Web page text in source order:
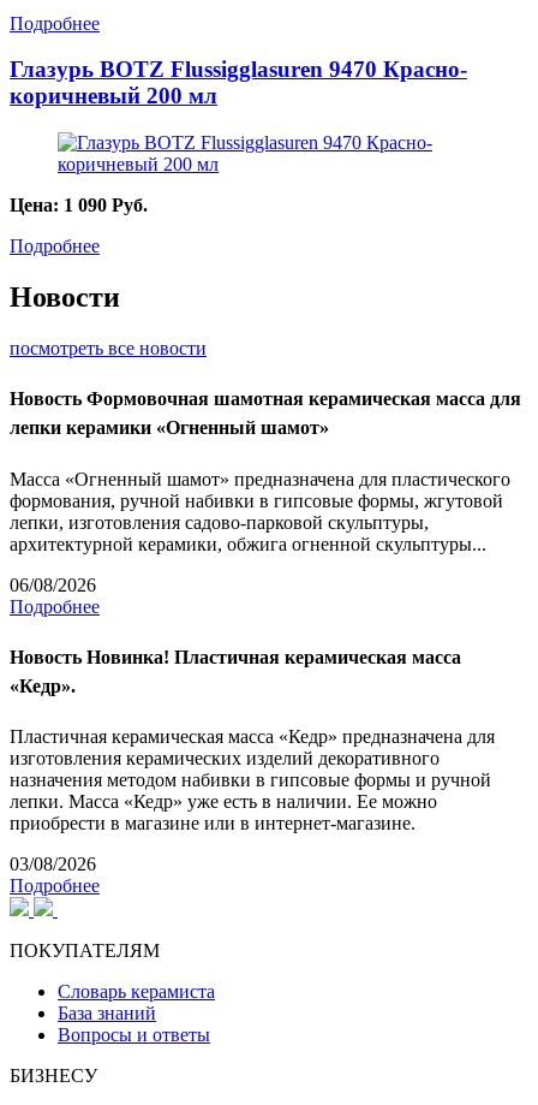
Подробнее
Глазурь BOTZ Flussigglasuren 9470 Красно-
коричневый 200 мл
Цена: 1 090 Руб.
Подробнее
Новости
посмотреть все новости
Новость Формовочная шамотная керамическая масса для
лепки керамики «Огненный шамот»
Масса «Огненный шамот» предназначена для пластического
формования, ручной набивки в гипсовые формы, жгутовой
лепки, изготовления садово-парковой скульптуры,
архитектурной керамики, обжига огненной скульптуры...
06/08/2026
Подробнее
Новость Новинка! Пластичная керамическая масса
«Кедр».
Пластичная керамическая масса «Кедр» предназначена для
изготовления керамических изделий декоративного
назначения методом набивки в гипсовые формы и ручной
лепки. Масса «Кедр» уже есть в наличии. Ее можно
приобрести в магазине или в интернет-магазине.
03/08/2026
Подробнее
ПОКУПАТЕЛЯМ
Словарь керамиста
База знаний
Вопросы и ответы
БИЗНЕСУ